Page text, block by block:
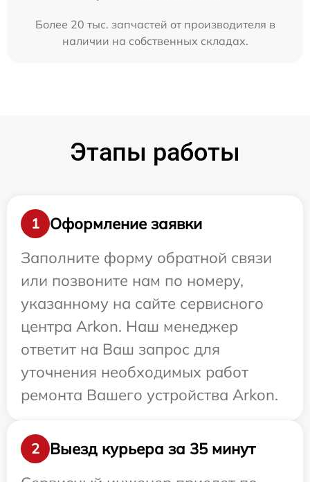
Более 20 тыс. запчастей от производителя в
наличии на собственных складах.
Этапы работы
1
Оформление заявки
Заполните форму обратной связи
или позвоните нам по номеру,
указанному на сайте сервисного
центра Arkon. Наш менеджер
ответит на Ваш запрос для
уточнения необходимых работ
ремонта Вашего устройства Arkon.
2
Выезд курьера за 35 минут